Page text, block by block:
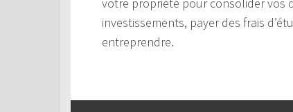
investissements, payer des frais
entreprendre.